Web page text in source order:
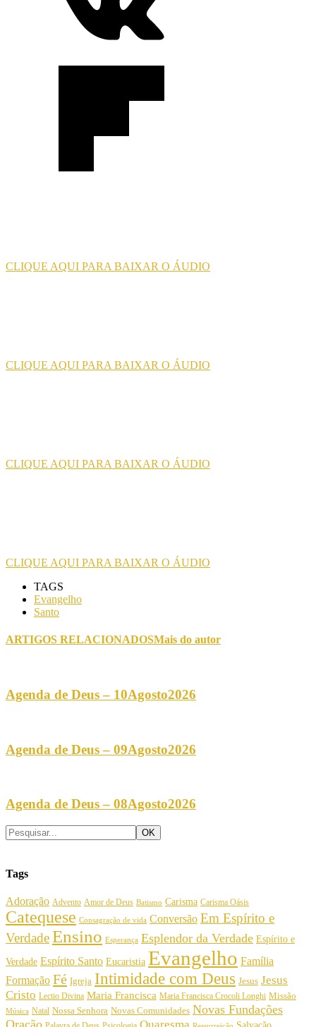
CLIQUE AQUI PARA BAIXAR O ÁUDIO
CLIQUE AQUI PARA BAIXAR O ÁUDIO
CLIQUE AQUI PARA BAIXAR O ÁUDIO
CLIQUE AQUI PARA BAIXAR O ÁUDIO
TAGS
Evangelho
Santo
ARTIGOS RELACIONADOSMais do autor
Agenda de Deus – 10Agosto2026
Agenda de Deus – 09Agosto2026
Agenda de Deus – 08Agosto2026
Tags
Adoração Advento Amor de Deus Batismo Carisma Carisma Oásis
Catequese Consagração de vida Conversão Em Espírito e
VerdadeEnsino Esperança Esplendor da Verdade Espírito e
Verdade Espírito Santo Eucaristia Evangelho Família
Formação Fé Igreja Intimidade com Deus Jesus Jesus
Cristo Lectio Divina Maria Francisca Maria Francisca Crocoli Longhi Missão
Música Natal Nossa Senhora Novas Comunidades Novas Fundações